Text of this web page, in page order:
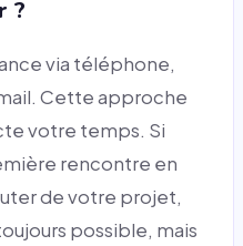
?
via téléphone,
Cette approche
votre temps. Si
rencontre en
de votre projet,
possible, mais